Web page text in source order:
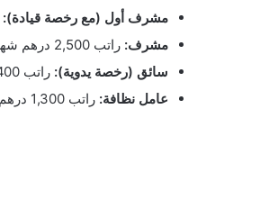
مشرف أول (مع رخصة قيادة):
مشرف: راتب 2,500 درهم شهريًا (وظيفة واحدة).
سائق (رخصة يدوية): راتب 2,400 درهم شهريًا (وظيفتان).
عامل نظافة: راتب 1,300 درهم شهريًا (20 إلى 30 وظيفة).